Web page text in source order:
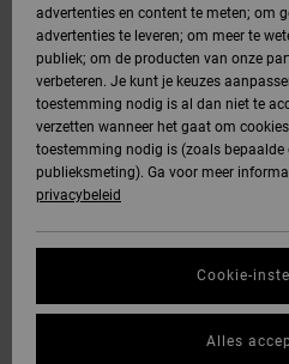
advertenties en content te meten; om
advertenties te leveren; om meer te
publiek; om de producten van onze
verbeteren. Je kunt je keuzes
toestemming nodig is al dan niet te
verzetten wanneer het gaat om
toestemming nodig is (zoals bepaalde
publieksmeting). Ga voor meer
privacybeleid
Cookie-
Alles